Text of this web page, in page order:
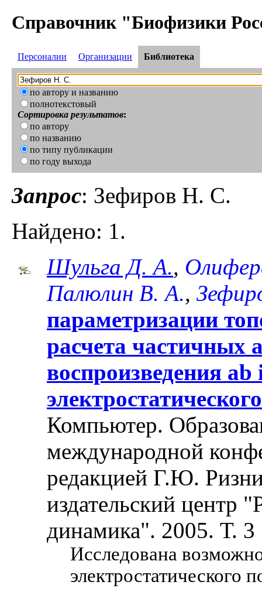
Справочник "Биофизики
Персоналии Организации Библиотека
по автору и названию
полнотекстовый
Сортировка результатов:
по автору
по названию
по типу публикации
по году выхода
Запрос: Зефиров Н. С.
Найдено: 1.
Шульга Д. А.,
Палюлин В. А.,
параметризации
расчета частичных
воспроизведения
Компьютер.
международной
редакцией Г.Ю.
издательский центр
динамика". 2005. Т. 3
Исследована